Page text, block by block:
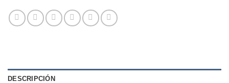
DESCRIPCIÓN